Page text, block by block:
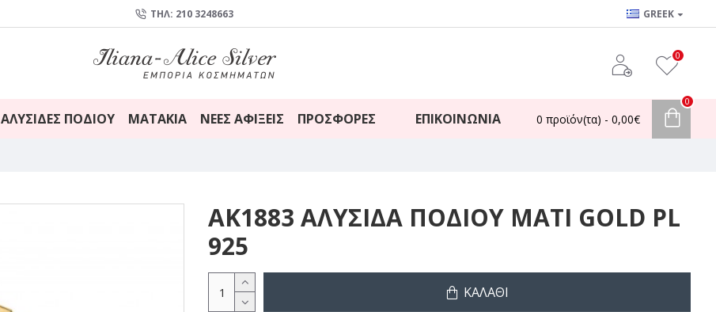
ΤΗΛ: 210 3248663 GREEK
0
ΑΛΥΣΊΔΕΣ ΠΟΔΙΟΎ ΜΑΤΆΚΙΑ ΝΈΕΣ ΑΦΊΞΕΙΣ ΠΡΟΣΦΟΡΈΣ ΕΠΙΚΟΙΝΩΝΊΑ 0 προϊόν(τα) - 0,00€
0
AK1883 ΑΛΥΣΙΔΑ ΠΟΔΙΟΥ ΜΑΤΙ GOLD PL
925
ΚΑΛΆΘΙ